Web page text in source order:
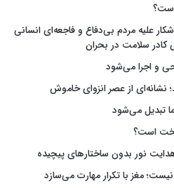
علیه مردم بی‌دفاع و فاجعه‌ای انسانی
سلامت در بحران
و اجرا می‌شود
نشانه‌ای از عصر انزوای خاموش
تبدیل می‌شود
است؟
نور بدون ساختارهای پیچیده
مغز با تکرار مهارت می‌سازد